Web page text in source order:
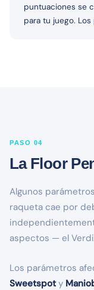
puntuaciones se
para tu juego.
PASO 04
La Floor
Algunos
raqueta cae por
aspectos — el
Los parámetros
Sweetspoty